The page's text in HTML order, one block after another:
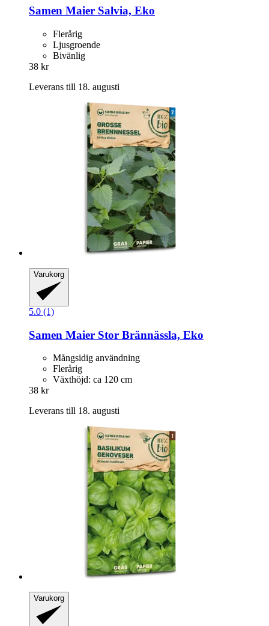
Samen Maier Salvia, Eko
Flerårig
Ljusgroende
Bivänlig
38 kr
Leverans till 18. augusti
Varukorg
5.0 (1)
Samen Maier Stor Brännässla, Eko
Mångsidig användning
Flerårig
Växthöjd: ca 120 cm
38 kr
Leverans till 18. augusti
Varukorg